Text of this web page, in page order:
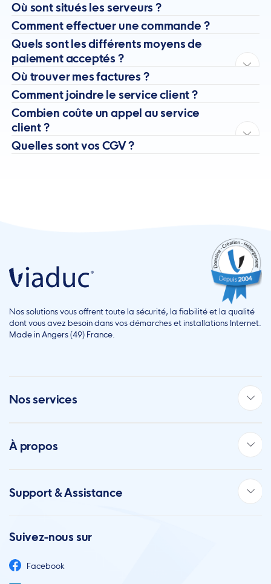
Où sont situés les serveurs ?
Comment effectuer une commande ?
Quels sont les différents moyens de
paiement acceptés ?
Où trouver mes factures ?
Comment joindre le service client ?
Combien coûte un appel au service
client ?
Quelles sont vos CGV ?
Nos solutions vous offrent toute la sécurité, la fiabilité et la qualité
dont vous avez besoin dans vos démarches et installations Internet.
Made in Angers (49) France.
Nos services
À propos
Support & Assistance
Suivez-nous sur
Facebook